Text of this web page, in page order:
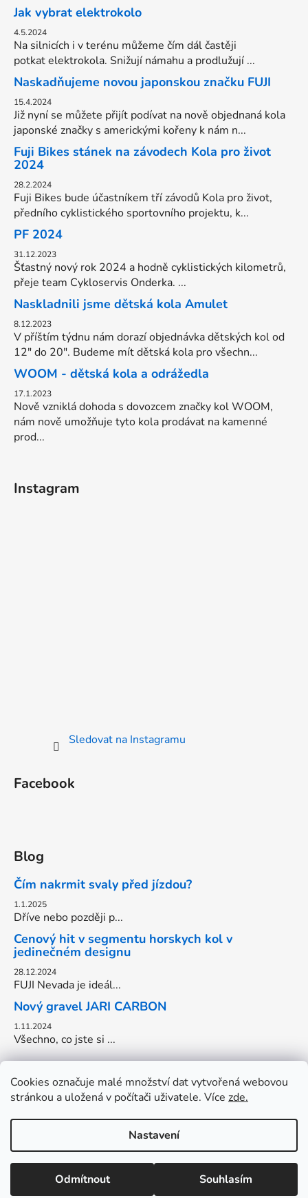
Cookies označuje malé množství dat vytvořená webovou
stránkou a uložená v počítači uživatele. Více zde.
Nastavení
Odmítnout Souhlasím
DOVOLENA do 17.8. OTEVŘENO: Pondělí-Pátek: 13-18hod.
Jak vybrat elektrokolo
4.5.2024
Na silnicích i v terénu můžeme čím dál častěji
potkat elektrokola. Snižují námahu a prodlužují ...
Naskadňujeme novou japonskou značku FUJI
15.4.2024
Již nyní se můžete přijít podívat na nově objednaná kola
japonské značky s americkými kořeny k nám n...
Fuji Bikes stánek na závodech Kola pro život
2024
28.2.2024
Fuji Bikes bude účastníkem tří závodů Kola pro život,
předního cyklistického sportovního projektu, k...
PF 2024
31.12.2023
Šťastný nový rok 2024 a hodně cyklistických kilometrů,
přeje team Cykloservis Onderka. ...
Naskladnili jsme dětská kola Amulet
8.12.2023
V příštím týdnu nám dorazí objednávka dětských kol od
12" do 20". Budeme mít dětská kola pro všechn...
WOOM - dětská kola a odrážedla
17.1.2023
Nově vzniklá dohoda s dovozcem značky kol WOOM,
nám nově umožňuje tyto kola prodávat na kamenné
prod...
Instagram
Sledovat na Instagramu
Facebook
Blog
Čím nakrmit svaly před jízdou?
1.1.2025
Dříve nebo později p...
Cenový hit v segmentu horskych kol v
jedinečném designu
28.12.2024
FUJI Nevada je ideál...
Nový gravel JARI CARBON
1.11.2024
Všechno, co jste si ...
Vytvořil Shoptet
Copyright 2026
. Všechna práva